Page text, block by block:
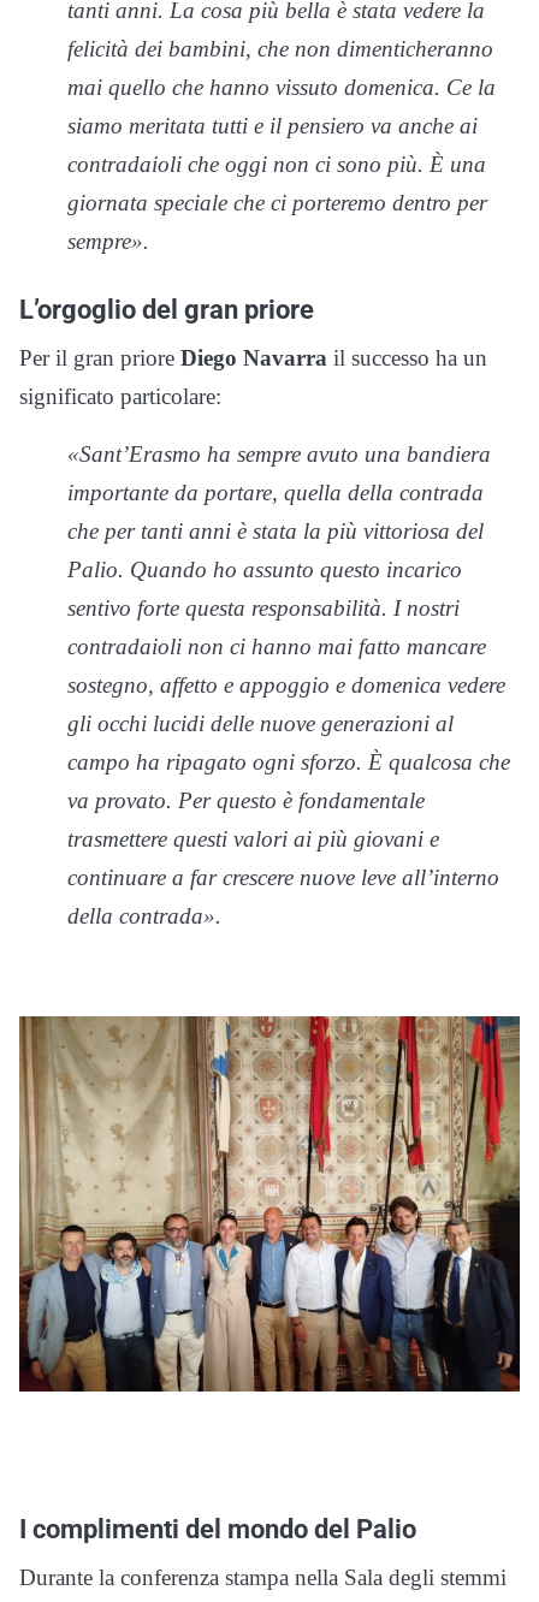
tanti anni. La cosa più bella è stata vedere la
felicità dei bambini, che non dimenticheranno
mai quello che hanno vissuto domenica. Ce la
siamo meritata tutti e il pensiero va anche ai
contradaioli che oggi non ci sono più. È una
giornata speciale che ci porteremo dentro per
sempre».
L’orgoglio del gran priore
Per il gran priore Diego Navarra il successo ha un
significato particolare:
«Sant’Erasmo ha sempre avuto una bandiera
importante da portare, quella della contrada
che per tanti anni è stata la più vittoriosa del
Palio. Quando ho assunto questo incarico
sentivo forte questa responsabilità. I nostri
contradaioli non ci hanno mai fatto mancare
sostegno, affetto e appoggio e domenica vedere
gli occhi lucidi delle nuove generazioni al
campo ha ripagato ogni sforzo. È qualcosa che
va provato. Per questo è fondamentale
trasmettere questi valori ai più giovani e
continuare a far crescere nuove leve all’interno
della contrada».
I complimenti del mondo del Palio
Durante la conferenza stampa nella Sala degli stemmi